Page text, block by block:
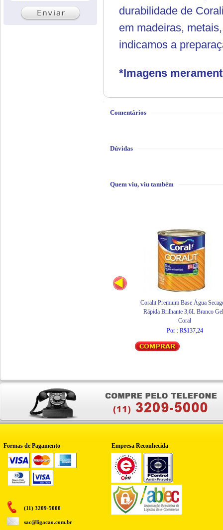
durabilidade de
em madeiras,
indicamos a
*Imagens
Comentários
Dúvidas
Quem viu, viu também
Coralit Premium Base Água
Rápida Brilhante 3,6L Branco
Coral
Por : R$137,24
Formas de Pagamento Empresa Reconhecida
(11) 3209-5000
sac@ligacao.com.br